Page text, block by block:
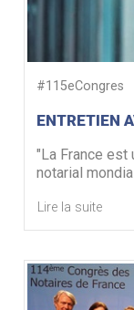
#115eCongres
ENTRETIEN
"La France est
notarial
Lire la suite